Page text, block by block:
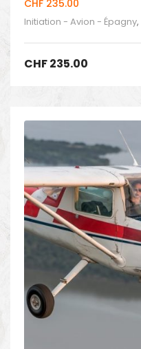
CHF 235.00
Initiation - Avion - Épagny,
CHF235.00